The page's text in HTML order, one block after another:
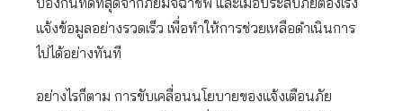
แจ้งข้อมูลอย่างรวดเร็ว เพื่อทำให้การช่วยเหลือดำเนินการ
ไปได้อย่างทันที
อย่างไรก็ตาม การขับเคลื่อนนโยบายของแจ้งเตือนภัย